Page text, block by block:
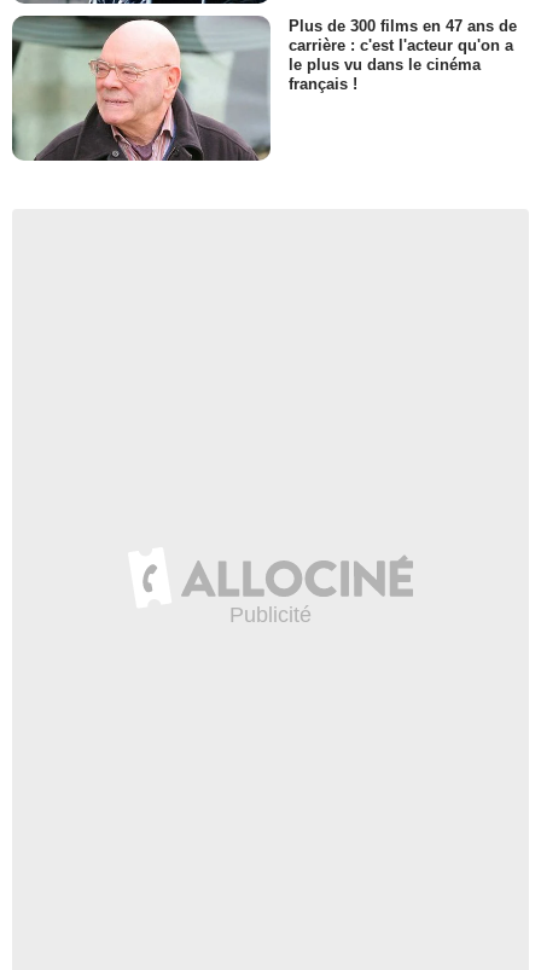
Plus de 300 films en 47 ans de
carrière : c'est l'acteur qu'on a
le plus vu dans le cinéma
français !